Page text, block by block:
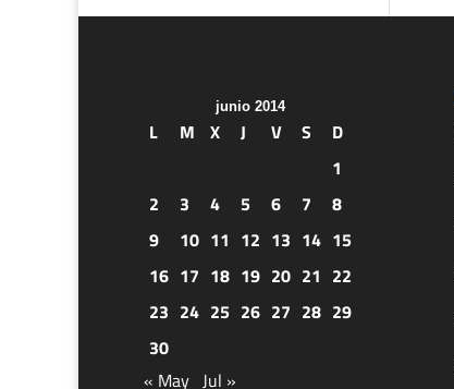
junio 2014
L M X J V S
D
1
2
3 4 5 6 7
8
9
10 11 12 13 14 15
16 17 18 19 20 21 22
23 24 25 26 27 28 29
30
« May Jul »